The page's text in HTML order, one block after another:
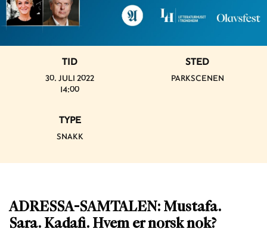
ADRESSA-SAMTALEN: Mustafa.
Sara. Kadafi. Hvem er norsk nok?
TID
30. JULI 2022
14:00
STED
PARKSCENEN
TYPE
SNAKK